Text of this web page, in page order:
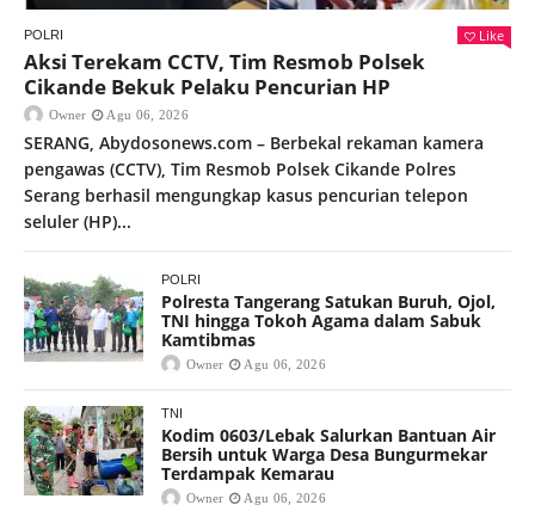
POLRI Like
Aksi Terekam CCTV, Tim Resmob Polsek
Cikande Bekuk Pelaku Pencurian HP
Owner Agu 06, 2026
SERANG, Abydosonews.com – Berbekal rekaman kamera
pengawas (CCTV), Tim Resmob Polsek Cikande Polres
Serang berhasil mengungkap kasus pencurian telepon
seluler (HP)...
POLRI
Polresta Tangerang Satukan Buruh, Ojol,
TNI hingga Tokoh Agama dalam Sabuk
Kamtibmas
Owner Agu 06, 2026
TNI
Kodim 0603/Lebak Salurkan Bantuan Air
Bersih untuk Warga Desa Bungurmekar
Terdampak Kemarau
Owner Agu 06, 2026